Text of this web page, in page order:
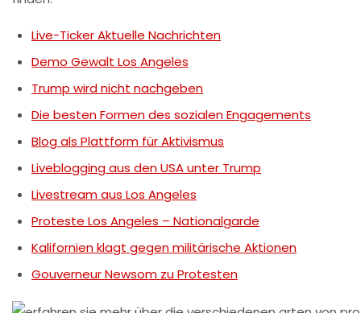
Live-Ticker Aktuelle Nachrichten
Demo Gewalt Los Angeles
Trump wird nicht nachgeben
Die besten Formen des sozialen Engagements
Blog als Plattform für Aktivismus
Liveblogging aus den USA unter Trump
Livestream aus Los Angeles
Proteste Los Angeles – Nationalgarde
Kalifornien klagt gegen militärische Aktionen
Gouverneur Newsom zu Protesten